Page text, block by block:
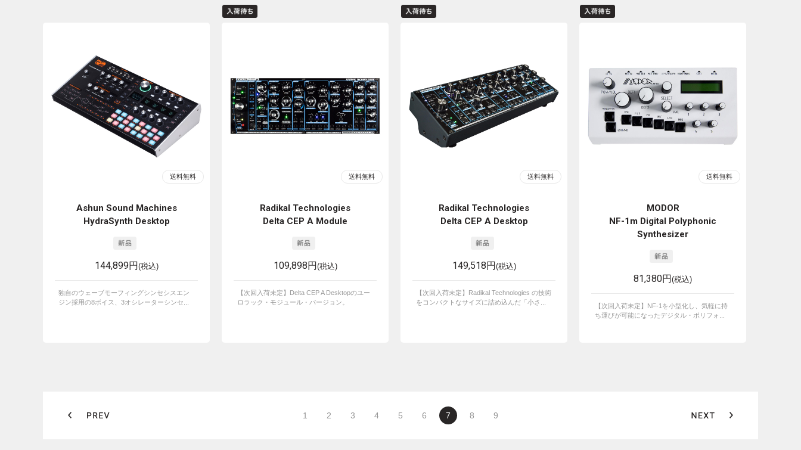
Ashun Sound Machines
HydraSynth Desktop
144,899円(税込)
独自のウェーブモーフィングシンセシスエン
ジン採用の8ボイス、3オシレーターシンセ...
Radikal Technologies
Delta CEP A Module
109,898円(税込)
【次回入荷未定】Delta CEP A Desktopのユー
ロラック・モジュール・バージョン。
Radikal Technologies
Delta CEP A Desktop
149,518円(税込)
【次回入荷未定】Radikal Technologies の技術
をコンパクトなサイズに詰め込んだ「小さ...
MODOR
NF-1m Digital Polyphonic
Synthesizer
81,380円(税込)
【次回入荷未定】NF-1を小型化し、気軽に持
ち運びが可能になったデジタル・ポリフォ...
1 2 3 4 5 6 7 8 9